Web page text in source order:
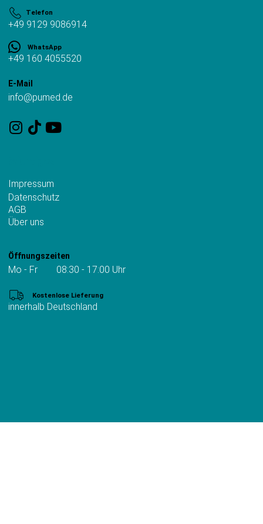
Telefon
+49 9129 9086914
WhatsApp
+49 160 4055520
E-Mail
info@pumed.de
Impressum
Datenschutz
AGB
Über uns
Öffnungszeiten
Mo - Fr 08:30 - 17:00 Uhr
Kostenlose Lieferung
innerhalb Deutschland